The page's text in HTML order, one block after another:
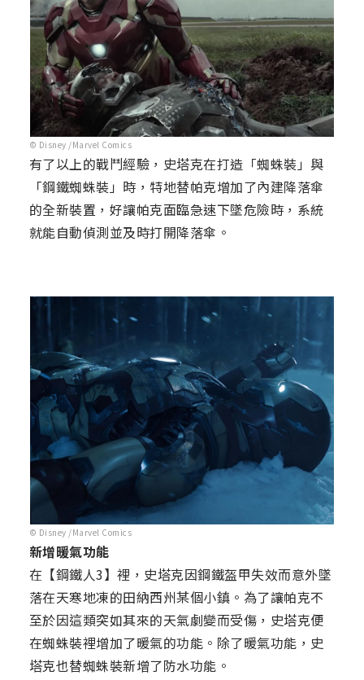
© Disney /Marvel Comics
有了以上的戰鬥經驗，史塔克在打造「蜘蛛裝」與
「鋼鐵蜘蛛裝」時，特地替帕克增加了內建降落傘
的全新裝置，好讓帕克面臨急速下墜危險時，系統
就能自動偵測並及時打開降落傘。
© Disney /Marvel Comics
新增暖氣功能
在【鋼鐵人3】裡，史塔克因鋼鐵盔甲失效而意外墜
落在天寒地凍的田納西州某個小鎮。為了讓帕克不
至於因這類突如其來的天氣劇變而受傷，史塔克便
在蜘蛛裝裡增加了暖氣的功能。除了暖氣功能，史
塔克也替蜘蛛裝新增了防水功能。